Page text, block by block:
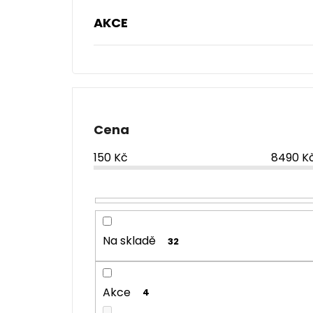
AKCE
Cena
150 Kč 8490
Na skladě 32
Akce 4